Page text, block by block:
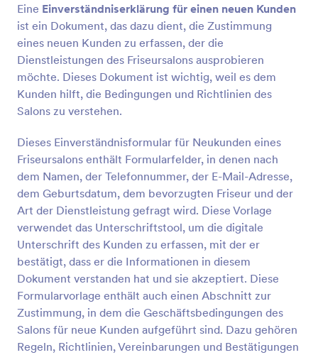
Eine Einverständniserklärung für einen neuen Kunden
ist ein Dokument, das dazu dient, die Zustimmung
eines neuen Kunden zu erfassen, der die
Dienstleistungen des Friseursalons ausprobieren
möchte. Dieses Dokument ist wichtig, weil es dem
Kunden hilft, die Bedingungen und Richtlinien des
Salons zu verstehen.
Dieses Einverständnisformular für Neukunden eines
Friseursalons enthält Formularfelder, in denen nach
dem Namen, der Telefonnummer, der E-Mail-Adresse,
dem Geburtsdatum, dem bevorzugten Friseur und der
Art der Dienstleistung gefragt wird. Diese Vorlage
verwendet das Unterschriftstool, um die digitale
Unterschrift des Kunden zu erfassen, mit der er
bestätigt, dass er die Informationen in diesem
Dokument verstanden hat und sie akzeptiert. Diese
Formularvorlage enthält auch einen Abschnitt zur
Zustimmung, in dem die Geschäftsbedingungen des
Salons für neue Kunden aufgeführt sind. Dazu gehören
Regeln, Richtlinien, Vereinbarungen und Bestätigungen
wie z.B. die Farbe und die Platzierung auf dem
Körper.Der Hauptzweck einer
Einverständniserklärung besteht darin, den Patienten
oder Kunden umfassend über das Verfahren
aufzuklären, dem er sich unterziehen wird. Dies ist
auch die Phase, in der der Kunde viele Fragen
stellen kann, um sich Klarheit zu verschaffen und
um sich zu beruhigen. Mit dieser tollen Vorlage für
Sie den Prozess der Einholung der Einwilligung des
Kunden definitiv verbessern.Diese Formularvorlage
enthält Formularfelder, in denen Informationen über
den Kunden, eine wichtige Checkliste für die Zeit
vor dem Eingriff, die medizinischen Bedingungen,
die Krankengeschichte, die Einwilligung und die
Verzichtserklärung abgefragt werden. Dieses
Formular verwendet das E-Signatur-Widget, um die
Unterschrift des Patienten digital zu erfassen, wenn
er mit allen Bedingungen einverstanden ist.
Vorschau
Beratungsformular Für Haarverlängerungen